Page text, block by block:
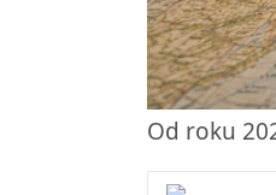
Od roku